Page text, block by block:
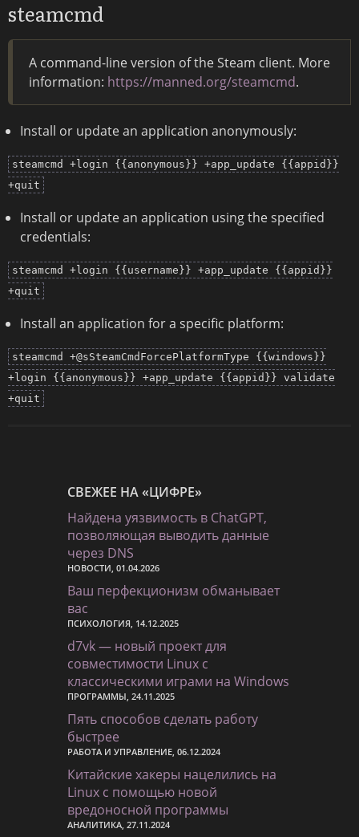
steamcmd
A command-line version of the Steam client. More
information: https://manned.org/steamcmd.
Install or update an application anonymously:
steamcmd +login {{anonymous}} +app_update {{appid}}
+quit
Install or update an application using the specified
credentials:
steamcmd +login {{username}} +app_update {{appid}}
+quit
Install an application for a specific platform:
steamcmd +@sSteamCmdForcePlatformType {{windows}}
+login {{anonymous}} +app_update {{appid}} validate
+quit
СВЕЖЕЕ НА «ЦИФРЕ»
Найдена уязвимость в ChatGPT,
позволяющая выводить данные
через DNS
НОВОСТИ, 01.04.2026
Ваш перфекционизм обманывает
вас
ПСИХОЛОГИЯ, 14.12.2025
d7vk — новый проект для
совместимости Linux с
классическими играми на Windows
ПРОГРАММЫ, 24.11.2025
Пять способов сделать работу
быстрее
РАБОТА И УПРАВЛЕНИЕ, 06.12.2024
Китайские хакеры нацелились на
Linux с помощью новой
вредоносной программы
АНАЛИТИКА, 27.11.2024